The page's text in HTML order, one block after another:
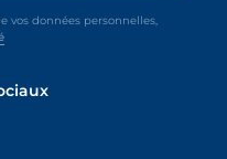
vos données personnelles,